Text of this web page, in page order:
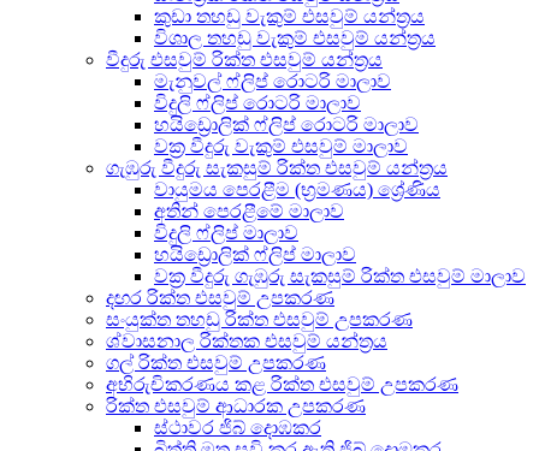
කුඩා තහඩු වැකුම් එසවුම් යන්ත්‍රය
විශාල තහඩු වැකුම් එසවුම් යන්ත්‍රය
වීදුරු එසවුම් රික්ත එසවුම් යන්ත්‍රය
මැනුවල් ෆ්ලිප් රොටරි මාලාව
විදුලි ෆ්ලිප් රොටරි මාලාව
හයිඩ්‍රොලික් ෆ්ලිප් රොටරි මාලාව
වක්‍ර වීදුරු වැකුම් එසවුම් මාලාව
ගැඹුරු වීදුරු සැකසුම් රික්ත එසවුම් යන්ත්‍රය
වායුමය පෙරළීම (භ්‍රමණය) ශ්‍රේණිය
අතින් පෙරළීමේ මාලාව
විදුලි ෆ්ලිප් මාලාව
හයිඩ්‍රොලික් ෆ්ලිප් මාලාව
වක්‍ර වීදුරු ගැඹුරු සැකසුම් රික්ත එසවුම් මාලාව
දඟර රික්ත එසවුම් උපකරණ
සංයුක්ත තහඩු රික්ත එසවුම් උපකරණ
ශ්වාසනාල රික්තක එසවුම් යන්ත්‍රය
ගල් රික්ත එසවුම් උපකරණ
අභිරුචිකරණය කළ රික්ත එසවුම් උපකරණ
රික්ත එසවුම් ආධාරක උපකරණ
ස්ථාවර ජිබ් දොඹකර